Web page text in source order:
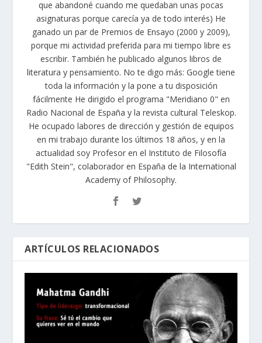
que abandoné cuando me quedaban unas pocas
asignaturas porque carecía ya de todo interés) He
ganado un par de Premios de Ensayo (2000 y 2009),
porque mi actividad preferida para mi tiempo libre es
escribir. También he publicado algunos libros de
literatura y pensamiento. No te digo más: Google tiene
toda la información y la pone a tu disposición
fácilmente He dirigido el programa "Meridiano 0" en
Radio Nacional de España y la revista cultural Teleskop.
He ocupado labores de dirección y gestión de equipos
en mi trabajo durante los últimos 18 años, y en la
actualidad soy Profesor en el Instituto de Filosofía
"Edith Stein", colaborador en España de la International
Academy of Philosophy.
ARTÍCULOS RELACIONADOS